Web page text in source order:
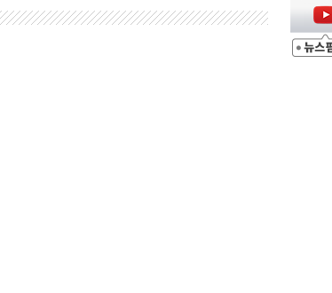
닥 선물 1%대 상승
광주↑ VS 트레이드데스크·웬디스↓
완화 전환점"
급 확대·속도전 총력"